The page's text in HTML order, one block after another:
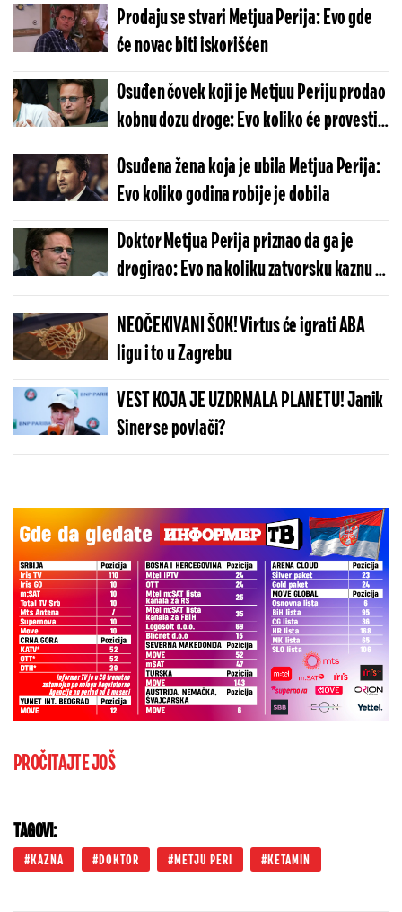
Prodaju se stvari Metjua Perija: Evo gde
će novac biti iskorišćen
Osuđen čovek koji je Metjuu Periju prodao
kobnu dozu droge: Evo koliko će provesti
iza rešetaka
Osuđena žena koja je ubila Metjua Perija:
Evo koliko godina robije je dobila
Doktor Metjua Perija priznao da ga je
drogirao: Evo na koliku zatvorsku kaznu je
osuđen
NEOČEKIVANI ŠOK! Virtus će igrati ABA
ligu i to u Zagrebu
VEST KOJA JE UZDRMALA PLANETU! Janik
Siner se povlači?
PROČITAJTE JOŠ
TAGOVI:
KAZNA DOKTOR METJU PERI KETAMIN